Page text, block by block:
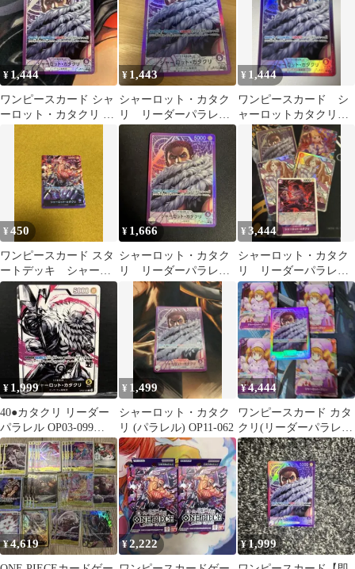
¥ 1,444
ワンピースカード シャ
ーロット・カタクリ リ
¥ 1,443
シャーロット・カタク
リ リーダーパラレ
ル op11-062
¥ 1,444
ワンピースカード シ
ャーロットカタクリ
カタクリ リーダーパ
ラレル op11
¥450
ワンピースカード スタ
ートデッキ シャーロ
ット・カタクリ リーダ
ーパラレル
¥ 1,666
シャーロット・カタク
リ リーダーパラレ
ル op11-062
¥3,444
シャーロット・カタク
リ リーダーパラレ
ル op11-062 他まとめ
売り
¥ 1,999
40●カタクリ リーダー
パラレル OP03-099
KM0526-3
¥ 1,499
シャーロット・カタク
リ (パラレル) OP11-062
¥4,444
ワンピースカード カタ
クリ(リーダーパラレ
ル)+プリン Rパラレル
4枚セット
¥4,619 ¥2,222 ¥1,999